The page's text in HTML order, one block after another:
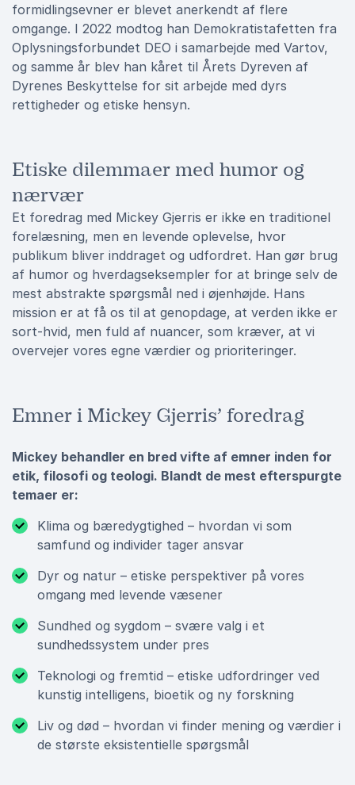
formidlingsevner er blevet anerkendt af flere
omgange. I 2022 modtog han Demokratistafetten fra
Oplysningsforbundet DEO i samarbejde med Vartov,
og samme år blev han kåret til Årets Dyreven af
Dyrenes Beskyttelse for sit arbejde med dyrs
rettigheder og etiske hensyn.
Etiske dilemmaer med humor og
nærvær
Et foredrag med Mickey Gjerris er ikke en traditionel
forelæsning, men en levende oplevelse, hvor
publikum bliver inddraget og udfordret. Han gør brug
af humor og hverdagseksempler for at bringe selv de
mest abstrakte spørgsmål ned i øjenhøjde. Hans
mission er at få os til at genopdage, at verden ikke er
sort-hvid, men fuld af nuancer, som kræver, at vi
overvejer vores egne værdier og prioriteringer.
Emner i Mickey Gjerris’ foredrag
Mickey behandler en bred vifte af emner inden for
etik, filosofi og teologi. Blandt de mest efterspurgte
temaer er:
Klima og bæredygtighed – hvordan vi som
samfund og individer tager ansvar
Dyr og natur – etiske perspektiver på vores
omgang med levende væsener
Sundhed og sygdom – svære valg i et
sundhedssystem under pres
Teknologi og fremtid – etiske udfordringer ved
kunstig intelligens, bioetik og ny forskning
Liv og død – hvordan vi finder mening og værdier i
de største eksistentielle spørgsmål